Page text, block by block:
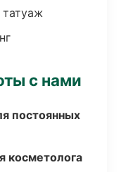
с нами
постоянных
косметолога